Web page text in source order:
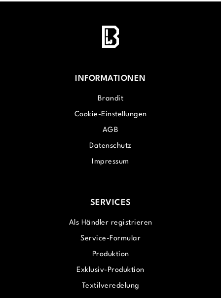
INFORMATIONEN
Brandit
Cookie-Einstellungen
AGB
Datenschutz
Impressum
SERVICES
Als Händler registrieren
Service-Formular
Produktion
Exklusiv-Produktion
Textilveredelung